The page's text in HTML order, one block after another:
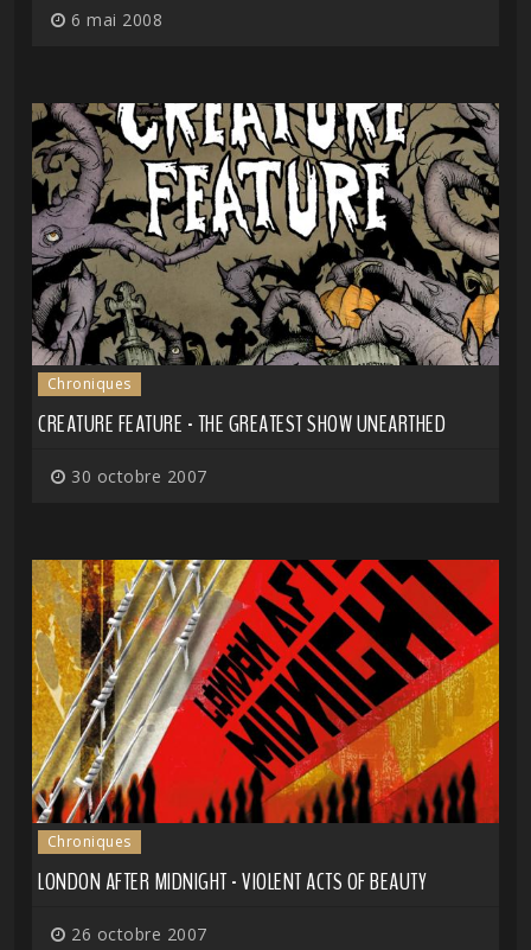
6 mai 2008
Chroniques
CREATURE FEATURE - THE GREATEST SHOW UNEARTHED
30 octobre 2007
Chroniques
LONDON AFTER MIDNIGHT - VIOLENT ACTS OF BEAUTY
26 octobre 2007